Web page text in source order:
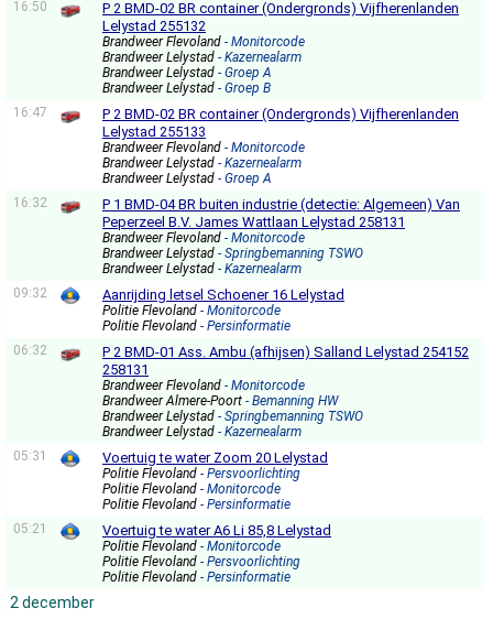
16:50
P 2 BMD-02 BR container (Ondergronds) Vijfherenlanden
Lelystad 255132
Brandweer Flevoland - Monitorcode
Brandweer Lelystad - Kazernealarm
Brandweer Lelystad - Groep A
Brandweer Lelystad - Groep B
16:47
P 2 BMD-02 BR container (Ondergronds) Vijfherenlanden
Lelystad 255133
Brandweer Flevoland - Monitorcode
Brandweer Lelystad - Kazernealarm
Brandweer Lelystad - Groep A
16:32
P 1 BMD-04 BR buiten industrie (detectie: Algemeen) Van
Peperzeel B.V. James Wattlaan Lelystad 258131
Brandweer Flevoland - Monitorcode
Brandweer Lelystad - Springbemanning TSWO
Brandweer Lelystad - Kazernealarm
09:32
Aanrijding letsel Schoener 16 Lelystad
Politie Flevoland - Monitorcode
Politie Flevoland - Persinformatie
06:32
P 2 BMD-01 Ass. Ambu (afhijsen) Salland Lelystad 254152
258131
Brandweer Flevoland - Monitorcode
Brandweer Almere-Poort - Bemanning HW
Brandweer Lelystad - Springbemanning TSWO
Brandweer Lelystad - Kazernealarm
05:31
Voertuig te water Zoom 20 Lelystad
Politie Flevoland - Persvoorlichting
Politie Flevoland - Monitorcode
Politie Flevoland - Persinformatie
05:21
Voertuig te water A6 Li 85,8 Lelystad
Politie Flevoland - Monitorcode
Politie Flevoland - Persvoorlichting
Politie Flevoland - Persinformatie
2 december